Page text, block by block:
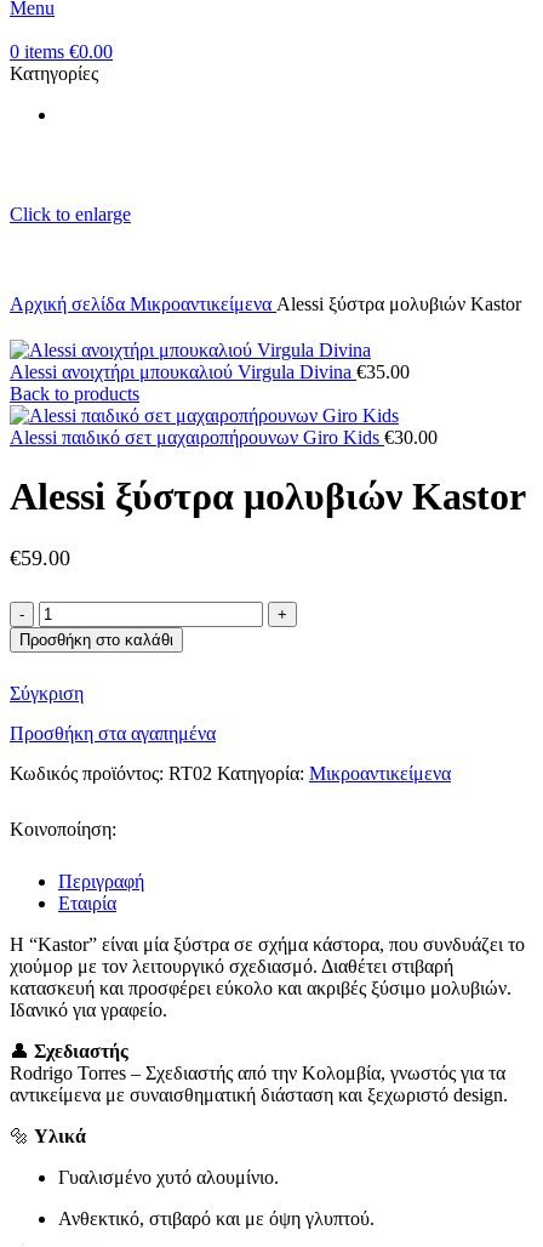
Menu
0 items €0.00
Κατηγορίες
Click to enlarge
Αρχική σελίδα Μικροαντικείμενα Alessi ξύστρα μολυβιών Kastor
Alessi ανοιχτήρι μπουκαλιού Virgula Divina €35.00
Back to products
Alessi παιδικό σετ μαχαιροπήρουνων Giro Kids €30.00
Alessi ξύστρα μολυβιών Kastor
€59.00
Alessi
ξύστρα
μολυβιών
ποσότητα
Προσθήκη στο καλάθι
Σύγκριση
Προσθήκη στα αγαπημένα
Κωδικός προϊόντος: RT02 Κατηγορία: Μικροαντικείμενα
Κοινοποίηση:
Περιγραφή
Εταιρία
Η “Kastor” είναι μία ξύστρα σε σχήμα κάστορα, που συνδυάζει το
χιούμορ με τον λειτουργικό σχεδιασμό. Διαθέτει στιβαρή
κατασκευή και προσφέρει εύκολο και ακριβές ξύσιμο μολυβιών.
Ιδανικό για γραφείο.
👤 Σχεδιαστής
Rodrigo Torres – Σχεδιαστής από την Κολομβία, γνωστός για τα
αντικείμενα με συναισθηματική διάσταση και ξεχωριστό design.
🔩 Υλικά
Γυαλισμένο χυτό αλουμίνιο.
Ανθεκτικό, στιβαρό και με όψη γλυπτού.